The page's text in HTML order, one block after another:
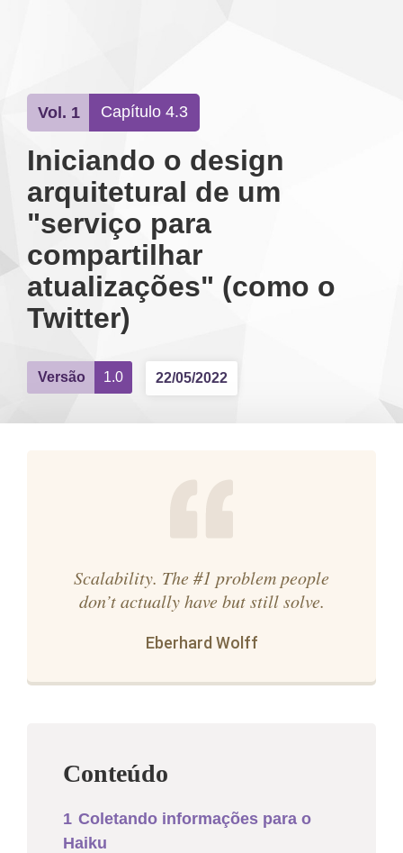
Vol. 1 Capítulo 4.3
Iniciando o design
arquitetural de um
"serviço para
compartilhar
atualizações" (como o
Twitter)
Versão 1.0 22/05/2022
Scalability. The #1 problem people
don’t actually have but still solve.
Eberhard Wolff
Conteúdo
1 Coletando informações para o
Haiku